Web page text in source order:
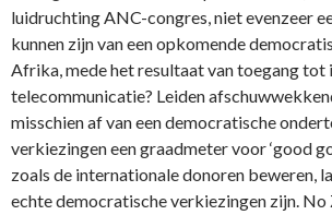
luidruchting ANC-congres, niet evenzeer
kunnen zijn van een opkomende
Afrika, mede het resultaat van toegang tot
telecommunicatie? Leiden
misschien af van een democratische
verkiezingen een graadmeter voor ‘good
zoals de internationale donoren beweren,
echte democratische verkiezingen zijn. No